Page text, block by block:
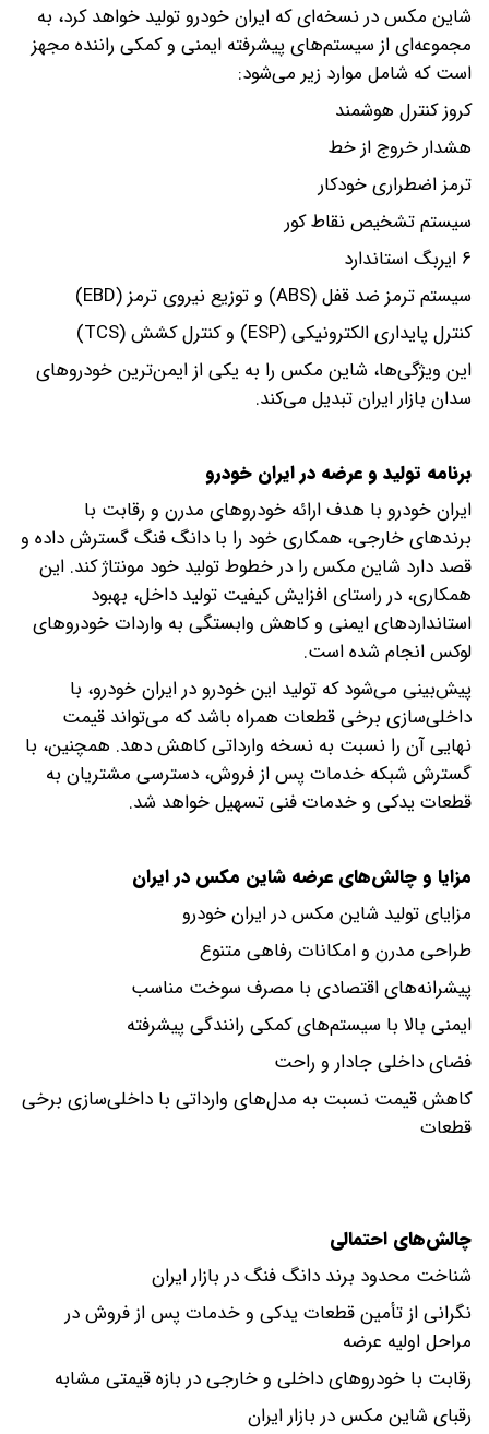
شاین مکس در نسخه‌ای که ایران خودرو تولید خواهد کرد، به
مجموعه‌ای از سیستم‌های پیشرفته ایمنی و کمکی راننده مجهز
است که شامل موارد زیر می‌شود:
کروز کنترل هوشمند
هشدار خروج از خط
ترمز اضطراری خودکار
سیستم تشخیص نقاط کور
۶ ایربگ استاندارد
سیستم ترمز ضد قفل (ABS) و توزیع نیروی ترمز (EBD)
کنترل پایداری الکترونیکی (ESP) و کنترل کشش (TCS)
این ویژگی‌ها، شاین مکس را به یکی از ایمن‌ترین خودروهای
سدان بازار ایران تبدیل می‌کند.
برنامه تولید و عرضه در ایران خودرو
ایران خودرو با هدف ارائه خودروهای مدرن و رقابت با
برندهای خارجی، همکاری خود را با دانگ فنگ گسترش داده و
قصد دارد شاین مکس را در خطوط تولید خود مونتاژ کند. این
همکاری، در راستای افزایش کیفیت تولید داخل، بهبود
استانداردهای ایمنی و کاهش وابستگی به واردات خودروهای
لوکس انجام شده است.
پیش‌بینی می‌شود که تولید این خودرو در ایران خودرو، با
داخلی‌سازی برخی قطعات همراه باشد که می‌تواند قیمت
نهایی آن را نسبت به نسخه وارداتی کاهش دهد. همچنین، با
گسترش شبکه خدمات پس از فروش، دسترسی مشتریان به
قطعات یدکی و خدمات فنی تسهیل خواهد شد.
مزایا و چالش‌های عرضه شاین مکس در ایران
مزایای تولید شاین مکس در ایران خودرو
طراحی مدرن و امکانات رفاهی متنوع
پیشرانه‌های اقتصادی با مصرف سوخت مناسب
ایمنی بالا با سیستم‌های کمکی رانندگی پیشرفته
فضای داخلی جادار و راحت
کاهش قیمت نسبت به مدل‌های وارداتی با داخلی‌سازی برخی
قطعات
چالش‌های احتمالی
شناخت محدود برند دانگ فنگ در بازار ایران
نگرانی از تأمین قطعات یدکی و خدمات پس از فروش در
مراحل اولیه عرضه
رقابت با خودروهای داخلی و خارجی در بازه قیمتی مشابه
رقبای شاین مکس در بازار ایران